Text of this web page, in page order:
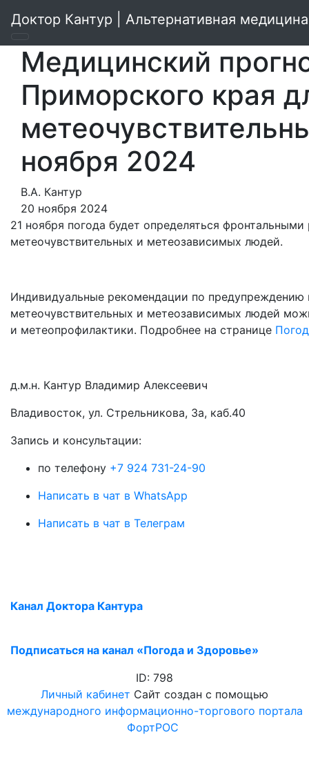
Доктор Кантур | Альтернативная медицина
Медицинский
Приморского края
ноября 2024
В.А. Кантур
20 ноября 2024
21 ноября погода будет определяться
метеочувствительных и метеозависимых людей.
Индивидуальные рекомендации по предупреждению
метеочувствительных и метеозависимых людей
и метеопрофилактики. Подробнее на странице
д.м.н. Кантур Владимир Алексеевич
Владивосток, ул. Стрельникова, 3а, каб.40
3апись и консультации:
по телефону +7 924 731-24-90
Написать в чат в WhatsApp
Написать в чат в Телеграм
Канал Доктора Кантура
Подписаться на канал «Погода и Здоровье»
ID: 798
Личный кабинет Сайт создан с помощью
международного информационно-торгового портала
ФортРОС